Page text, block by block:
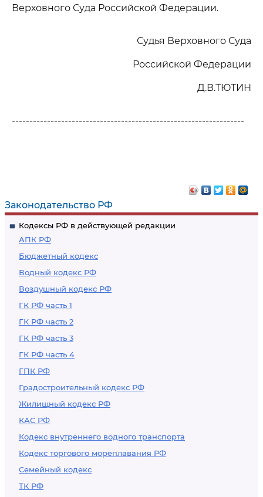
Законодательство РФ
Кодексы РФ в действующей редакции
АПК РФ
Бюджетный кодекс
Водный кодекс РФ
Воздушный кодекс РФ
ГК РФ часть 1
ГК РФ часть 2
ГК РФ часть 3
ГК РФ часть 4
ГПК РФ
Градостроительный кодекс РФ
Жилищный кодекс РФ
КАС РФ
Кодекс внутреннего водного транспорта
Кодекс торгового мореплавания РФ
Семейный кодекс
ТК РФ
Верховного Суда Российской Федерации.
Судья Верховного Суда
Российской Федерации
Д.В.ТЮТИН
------------------------------------------------------------------